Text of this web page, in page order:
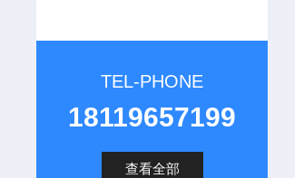
TEL-PHONE
18119657199
查看全部